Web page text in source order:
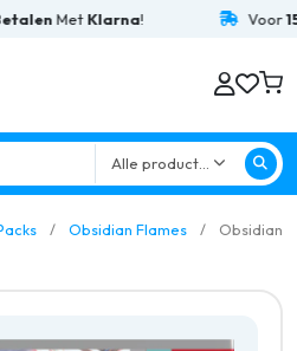
Klarna! Voor15:00
Alle producten
Obsidian Flames
Obsidian